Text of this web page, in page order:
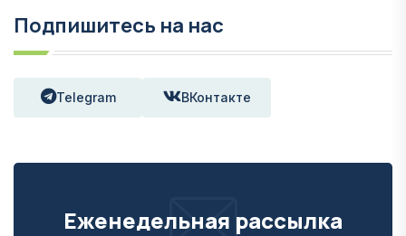
Подпишитесь на нас
Telegram ВКонтакте
Еженедельная рассылка